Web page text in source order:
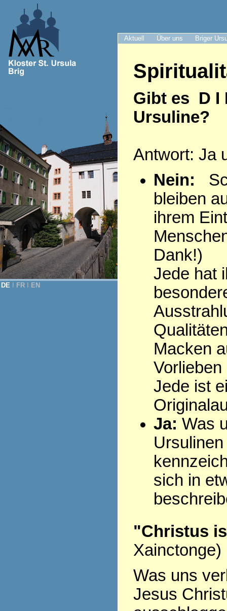
Aktuell Über uns Briger
DE FR EN
Gibt es D I
Ursuline?
Antwort: Ja
Nein:
bleiben
ihrem
Dank!)
Jede hat
Macken
Vorlieben
Jede ist
Ja: Was
Ursulinen
sich in
"Christus
Xainctonge)
Was uns
Jesus